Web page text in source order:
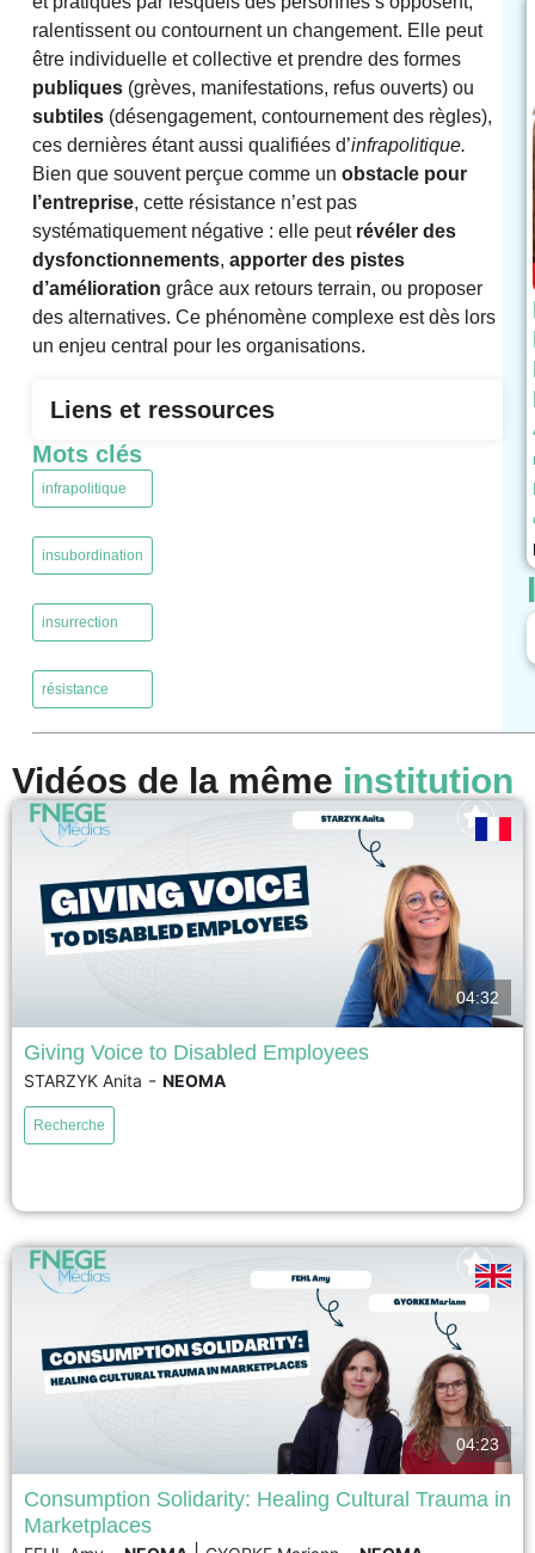
ralentissent ou contournent un changement. Elle peut
être individuelle et collective et prendre des formes
publiques(grèves, manifestations, refus ouverts) ou
subtiles(désengagement, contournement des règles),
ces dernières étant aussi qualifiées d’infrapolitique.
Bien que souvent perçue comme un obstacle pour
l’entreprise, cette résistance n’est pas
systématiquement négative : elle peut révéler des
dysfonctionnements, apporter des pistes
d’amélioration grâce aux retours terrain, ou proposer
des alternatives. Ce phénomène complexe est dès lors
un enjeu central pour les organisations.
Liens et ressources
Mots clés
infrapolitique
insubordination
insurrection
résistance
Vidéos de la même institution
This research investigates why employees with disabilities struggle to
make their voices heard in organizations. By combining research on
employee voice and workplace disability, it identifies three key dilemmas
voir
04:32
Giving Voice to Disabled Employees
STARZYK Anita - NEOMA
Recherche
Following the November 13, 2015 Paris terrorist attacks, cafés in the city's
04:23
Consumption Solidarity: Healing Cultural Trauma in
Marketplaces